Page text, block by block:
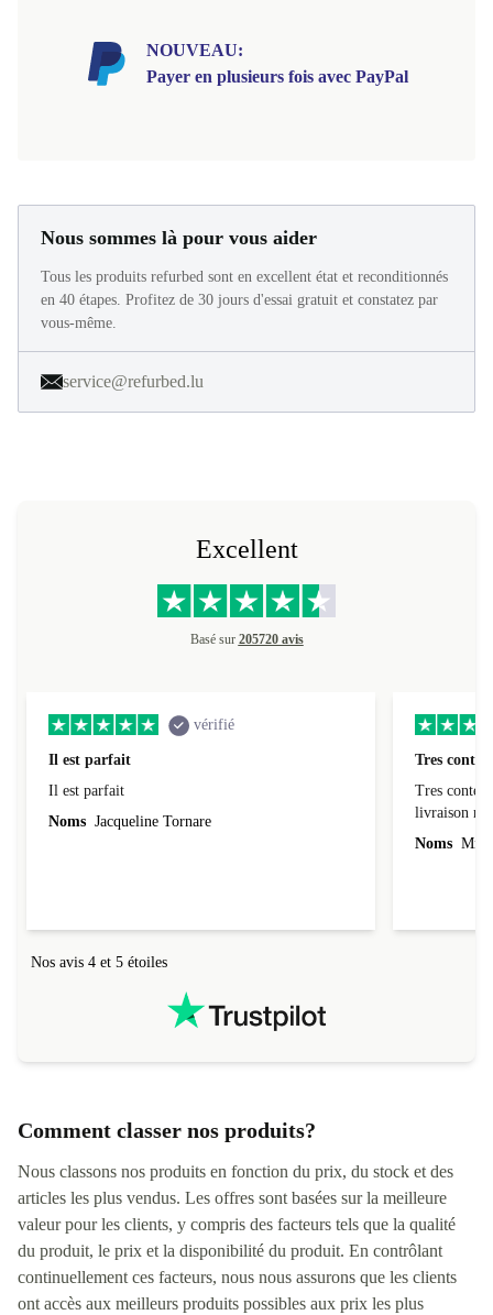
NOUVEAU:
Payer en plusieurs fois avec PayPal
Nous sommes là pour vous aider
Tous les produits refurbed sont en excellent état et reconditionnés
en 40 étapes. Profitez de 30 jours d'essai gratuit et constatez par
vous-même.
service@refurbed.lu
Excellent
Basé sur 205720 avis
vérifié
Il est parfait
Il est parfait
Noms Jacqueline Tornare
Tres
Tres
Noms
Nos avis 4 et 5 étoiles
Comment classer nos produits?
Nous classons nos produits en fonction du prix, du stock et des
articles les plus vendus. Les offres sont basées sur la meilleure
valeur pour les clients, y compris des facteurs tels que la qualité
du produit, le prix et la disponibilité du produit. En contrôlant
continuellement ces facteurs, nous nous assurons que les clients
ont accès aux meilleurs produits possibles aux prix les plus